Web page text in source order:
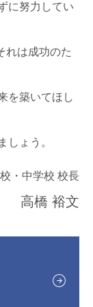
に努力してい
れは成功のた
を築いてほし
ょう。
・中学校 校長
高橋 裕文